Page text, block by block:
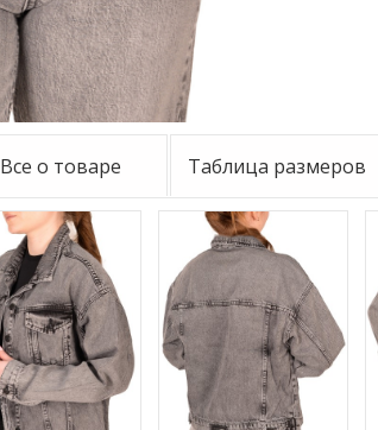
Все о товаре Таблица размеров